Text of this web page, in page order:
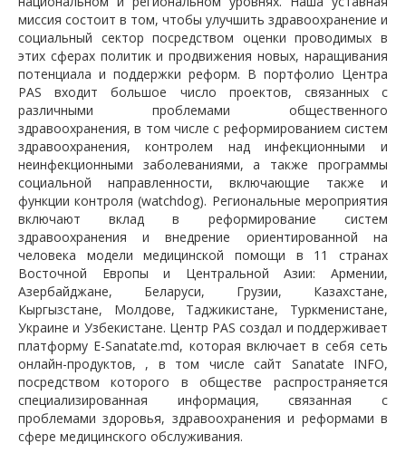
миссия состоит в том, чтобы улучшить здравоохранение и
социальный сектор посредством оценки проводимых в
этих сферах политик и продвижения новых, наращивания
потенциала и поддержки реформ. В портфолио Центра
PAS входит большое число проектов, связанных с
различными проблемами общественного
здравоохранения, в том числе с реформированием систем
здравоохранения, контролем над инфекционными и
неинфекционными заболеваниями, а также программы
социальной направленности, включающие также и
функции контроля (watchdog). Региональные мероприятия
включают вклад в реформирование систем
здравоохранения и внедрение ориентированной на
человека модели медицинской помощи в 11 странах
Восточной Европы и Центральной Азии: Армении,
Азербайджане, Беларуси, Грузии, Казахстане,
Кыргызстане, Молдове, Таджикистане, Туркменистане,
Украине и Узбекистане. Центр PAS создал и поддерживает
платформу E-Sanatate.md, которая включает в себя сеть
онлайн-продуктов, , в том числе сайт Sanatate INFO,
посредством которого в обществе распространяется
специализированная информация, связанная с
проблемами здоровья, здравоохранения и реформами в
сфере медицинского обслуживания.